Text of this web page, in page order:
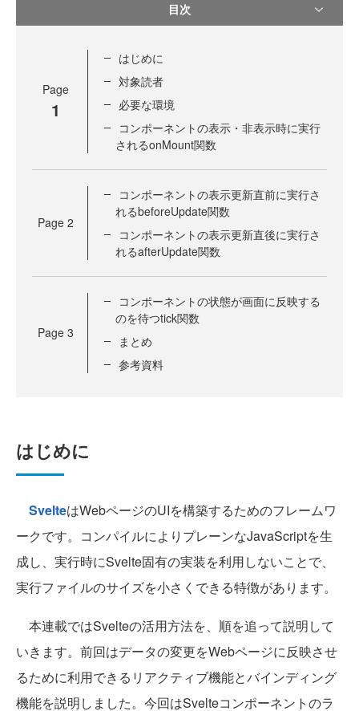
目次
Page
1
はじめに
対象読者
必要な環境
コンポーネントの表示・非表示時に実行
されるonMount関数
Page 2
コンポーネントの表示更新直前に実行さ
れるbeforeUpdate関数
コンポーネントの表示更新直後に実行さ
れるafterUpdate関数
Page 3
コンポーネントの状態が画面に反映する
のを待つtick関数
まとめ
参考資料
はじめに
SvelteはWebページのUIを構築するためのフレームワ
ークです。コンパイルによりプレーンなJavaScriptを生
成し、実行時にSvelte固有の実装を利用しないことで、
実行ファイルのサイズを小さくできる特徴があります。
本連載ではSvelteの活用方法を、順を追って説明して
いきます。前回はデータの変更をWebページに反映させ
るために利用できるリアクティブ機能とバインディング
機能を説明しました。今回はSvelteコンポーネントのラ